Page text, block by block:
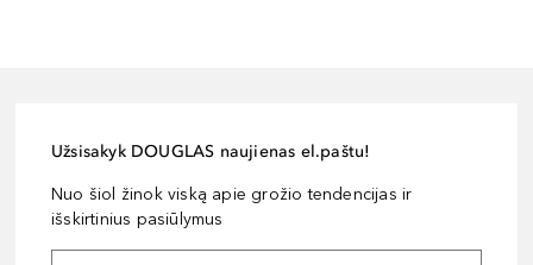
Užsisakyk DOUGLAS naujienas el.paštu!
Nuo šiol žinok viską apie grožio tendencijas ir
išskirtinius pasiūlymus